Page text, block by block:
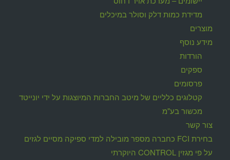
מדידת כמות דלק וסולר במיכלים
מוצרים
מידע נוסף
הורדות
ספקים
פרסומים
קטלוגים כלליים של מיטב החברות המיוצגות על ידי יונייטד
מכשור בע"מ
צור קשר
בחירת FCI כחברה מספר מובילה למדי ספיקה מסיים לגזים
על פי מגזין CONTROL היוקרתי